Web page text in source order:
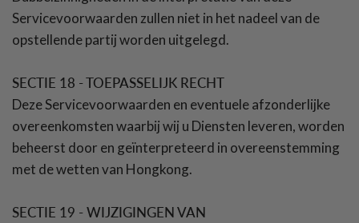
Servicevoorwaarden zullen niet in het nadeel van de
opstellende partij worden uitgelegd.
SECTIE 18 - TOEPASSELIJK RECHT
Deze Servicevoorwaarden en eventuele afzonderlijke
overeenkomsten waarbij wij u Diensten leveren, worden
beheerst door en geïnterpreteerd in overeenstemming
met de wetten van Hongkong.
SECTIE 19 - WIJZIGINGEN VAN